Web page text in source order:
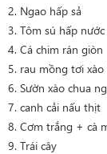
2. Ngao hấp sả
3. Tôm sú hấp
4. Cá chim rán giòn
5. rau mồng tơi
6. Sườn xào chua
7. canh cải nấu thịt
8. Cơm trắng + cà
9. Trái cây